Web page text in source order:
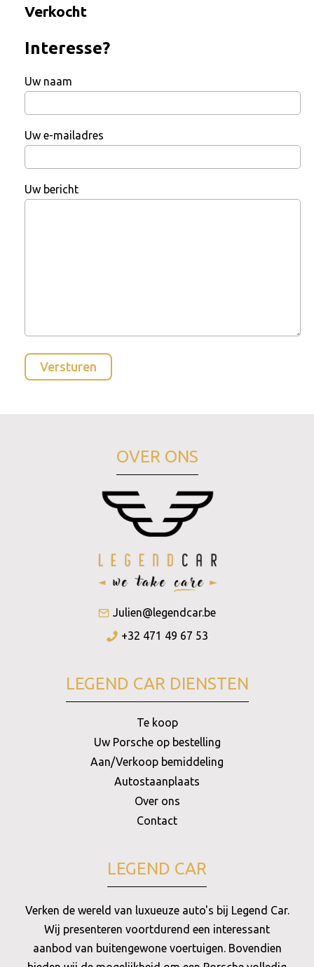
Verkocht
Interesse?
Uw naam
Uw e-mailadres
Uw bericht
OVER ONS
Julien@legendcar.be
+32 471 49 67 53
LEGEND CAR DIENSTEN
Te koop
Uw Porsche op bestelling
Aan/Verkoop bemiddeling
Autostaanplaats
Over ons
Contact
LEGEND CAR
Verken de wereld van luxueuze auto's bij Legend Car.
Wij presenteren voortdurend een interessant
aanbod van buitengewone voertuigen. Bovendien